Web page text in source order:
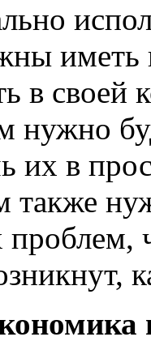
иметь
в своей
нужно
их в
также